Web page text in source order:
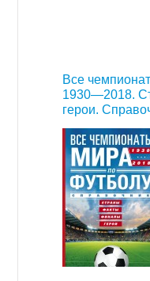
Все
1930—2018.
герои.